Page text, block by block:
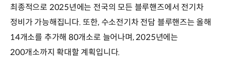
최종적으로 2025년에는 전국의 모든 블루핸즈에서 전기차
정비가 가능해집니다. 또한, 수소전기차 전담 블루핸즈는 올해
14개소를 추가해 80개소로 늘어나며, 2025년에는
200개소까지 확대할 계획입니다.